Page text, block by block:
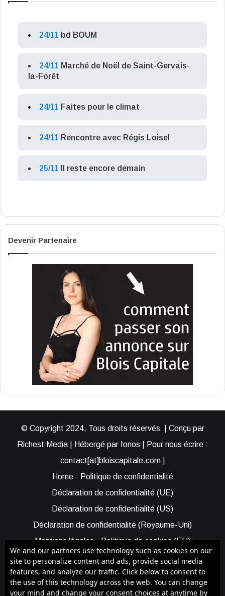
24/11 bd BOUM
24/11 Marché de Noël de Saint-Gervais-
la-Forêt
24/11 Faites pour le climat
24/11 Rencontre avec Régis Loisel
25/11 Il reste encore demain
Devenir Partenaire
© Copyright 2024, Tous droits réservés | Conçu par
Richest Media | Hébergé par Ionos | Pour nous écrire :
contact[at]bloiscapitale.com |
Home
Politique de confidentialité
Déclaration de confidentialité (UE)
Déclaration de confidentialité (US)
Déclaration de confidentialité (Royaume-Uni)
Mentions légales
Politique de cookies (EU)
Cookie Policy (AUS)
Cookie Policy (US)
Qui sommes-nous ?
Participer à Blois Capitale
Bénéficier d’une assistance
We and our partners use technology such as cookies on our
site to personalize content and ads, provide social media
features, and analyze our traffic. Click below to consent to
the use of this technology across the web. You can change
your mind and change your consent choices at anytime by